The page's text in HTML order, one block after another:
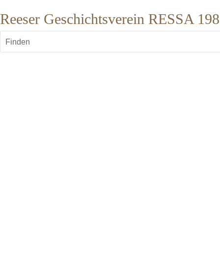
Reeser Geschichtsverein RESSA
Finden